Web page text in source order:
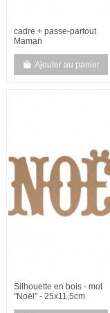
cadre + passe-partout
Maman
Ajouter au panier
Silhouette en bois - mot
"Noël" - 25x11,5cm